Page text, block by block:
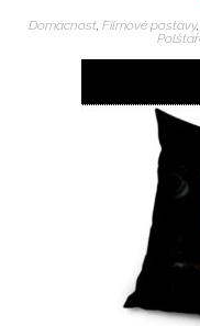
Domácnost, Filmové postavy,